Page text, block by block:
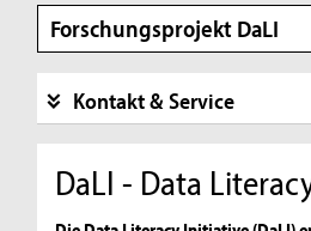
Forschungsprojekt DaLI
Kontakt & Service
DaLI - Data